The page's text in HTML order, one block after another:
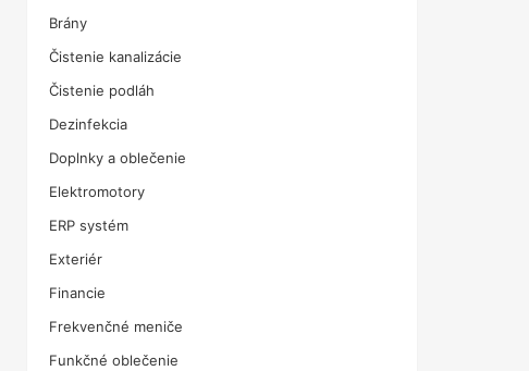
Brány
Čistenie kanalizácie
Čistenie podláh
Dezinfekcia
Doplnky a oblečenie
Elektromotory
ERP systém
Exteriér
Financie
Frekvenčné meniče
Funkčné oblečenie